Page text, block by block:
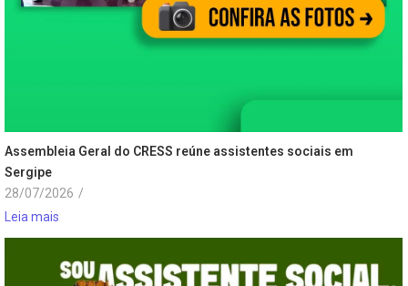
Assembleia Geral do CRESS reúne assistentes sociais em
Sergipe
28/07/2026 /
Leia mais